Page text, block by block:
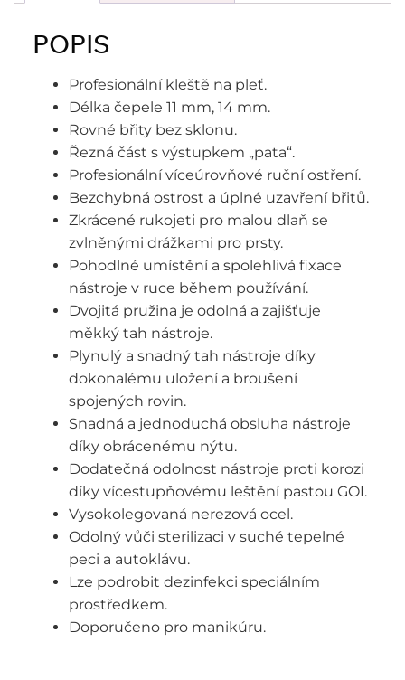
POPIS
Profesionální kleště na pleť.
Délka čepele 11 mm, 14 mm.
Rovné břity bez sklonu.
Řezná část s výstupkem „pata“.
Profesionální víceúrovňové ruční ostření.
Bezchybná ostrost a úplné uzavření břitů.
Zkrácené rukojeti pro malou dlaň se
zvlněnými drážkami pro prsty.
Pohodlné umístění a spolehlivá fixace
nástroje v ruce během používání.
Dvojitá pružina je odolná a zajišťuje
měkký tah nástroje.
Plynulý a snadný tah nástroje díky
dokonalému uložení a broušení
spojených rovin.
Snadná a jednoduchá obsluha nástroje
díky obrácenému nýtu.
Dodatečná odolnost nástroje proti korozi
díky vícestupňovému leštění pastou GOI.
Vysokolegovaná nerezová ocel.
Odolný vůči sterilizaci v suché tepelné
peci a autoklávu.
Lze podrobit dezinfekci speciálním
prostředkem.
Doporučeno pro manikúru.